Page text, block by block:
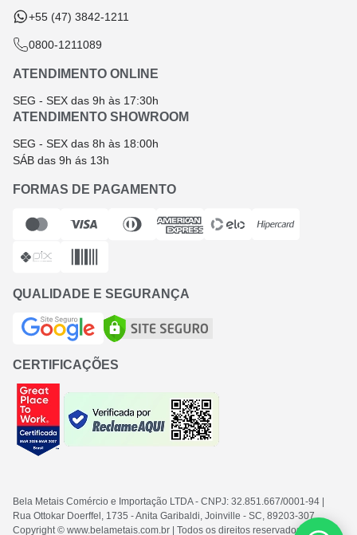
+55 (47) 3842-1211
0800-1211089
ATENDIMENTO ONLINE
SEG - SEX das 9h às 17:30h
ATENDIMENTO SHOWROOM
SEG - SEX das 8h às 18:00h
SÁB das 9h ás 13h
FORMAS DE PAGAMENTO
QUALIDADE E SEGURANÇA
CERTIFICAÇÕES
Bela Metais Comércio e Importação LTDA- CNPJ: 32.851.667/0001-94
Rua Ottokar Doerffel, 1735 - Anita Garibaldi, Joinville - SC, 89203-307
Copyright © www.belametais.com.br | Todos os direitos reservados